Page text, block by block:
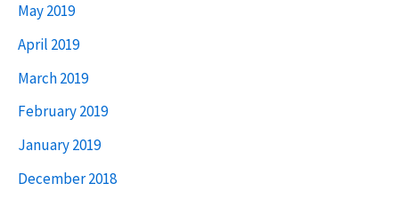
May 2019
April 2019
March 2019
February 2019
January 2019
December 2018